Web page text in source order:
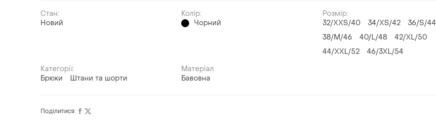
Стан:
Новий
Колір:
Чорний
Розмір:
32/XXS/40
34/XS/42
36/S/44
38/M/46
40/L/48
42/XL/50
44/XXL/52
46/3XL/54
Категорії:
Брюки
Штани та шорти
Матеріал
Бавовна
Поділитися: